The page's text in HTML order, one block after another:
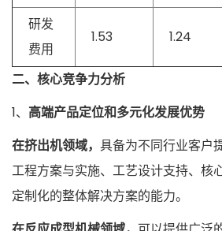
研发
费用
1.53 1.24
二、核心竞争力分析
1、 高端产品定位和多元化发展优势
在挤出机领域， 具备为不同行业客户
工程方案与实施、工艺设计支持、核
定制化的整体解决方案的能力。